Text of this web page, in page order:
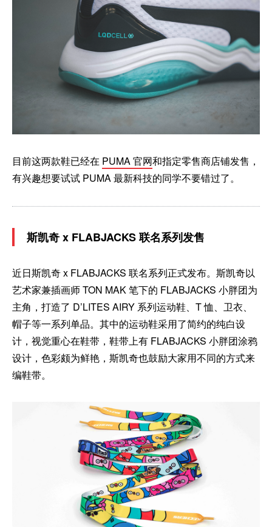
目前这两款鞋已经在 PUMA 官网和指定零售商店铺发售，
有兴趣想要试试 PUMA 最新科技的同学不要错过了。
斯凯奇 x FLABJACKS 联名系列发售
近日斯凯奇 x FLABJACKS 联名系列正式发布。斯凯奇以
艺术家兼插画师 TON MAK 笔下的 FLABJACKS 小胖团为
主角，打造了 D’LITES AIRY 系列运动鞋、T 恤、卫衣、
帽子等一系列单品。其中的运动鞋采用了简约的纯白设
计，视觉重心在鞋带，鞋带上有 FLABJACKS 小胖团涂鸦
设计，色彩颇为鲜艳，斯凯奇也鼓励大家用不同的方式来
编鞋带。